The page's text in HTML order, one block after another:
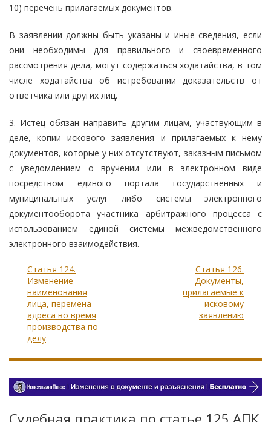
10) перечень прилагаемых документов.
В заявлении должны быть указаны и иные сведения, если
они необходимы для правильного и своевременного
рассмотрения дела, могут содержаться ходатайства, в том
числе ходатайства об истребовании доказательств от
ответчика или других лиц.
3. Истец обязан направить другим лицам, участвующим в
деле, копии искового заявления и прилагаемых к нему
документов, которые у них отсутствуют, заказным письмом
с уведомлением о вручении или в электронном виде
посредством единого портала государственных и
муниципальных услуг либо системы электронного
документооборота участника арбитражного процесса с
использованием единой системы межведомственного
электронного взаимодействия.
Статья 124.
Изменение
наименования
лица, перемена
адреса во время
производства по
делу
Статья 126.
Документы,
прилагаемые к
исковому
заявлению
Судебная практика по статье 125 АПК